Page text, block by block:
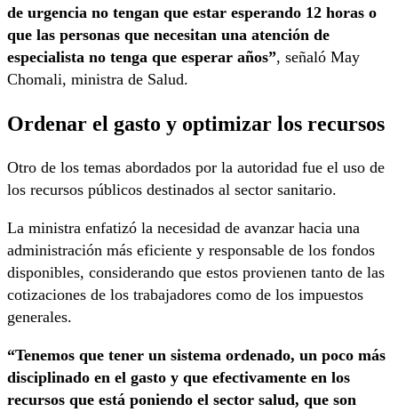
de urgencia no tengan que estar esperando 12 horas o
que las personas que necesitan una atención de
especialista no tenga que esperar años”, señaló May
Chomali, ministra de Salud.
Ordenar el gasto y optimizar los recursos
Otro de los temas abordados por la autoridad fue el uso de
los recursos públicos destinados al sector sanitario.
La ministra enfatizó la necesidad de avanzar hacia una
administración más eficiente y responsable de los fondos
disponibles, considerando que estos provienen tanto de las
cotizaciones de los trabajadores como de los impuestos
generales.
“Tenemos que tener un sistema ordenado, un poco más
disciplinado en el gasto y que efectivamente en los
recursos que está poniendo el sector salud, que son